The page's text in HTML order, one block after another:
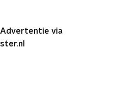
Advertentie via
ster.nl